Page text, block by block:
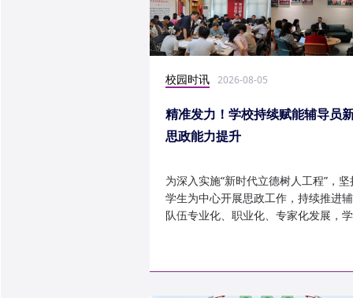
校园时讯 2026-08-05
精准发力！学校持续赋能辅导员
思政能力提升
为深入实施“新时代立德树人工程”，
学生为中心开展思政工作，持续推进
队伍专业化、职业化、专家化发展，